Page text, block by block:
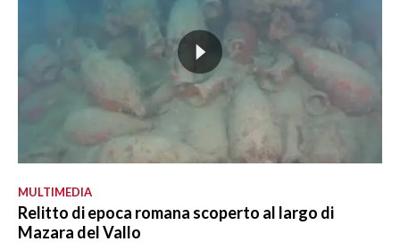
MULTIMEDIA
Relitto di epoca romana scoperto al largo di
Mazara del Vallo